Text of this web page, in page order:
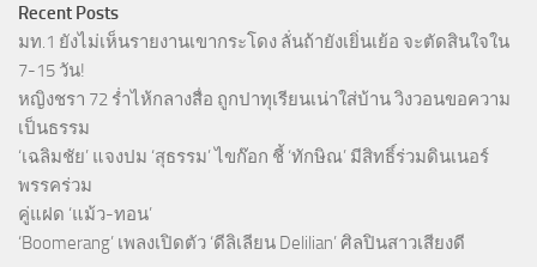
Recent Posts
มท.1 ยังไม่เห็นรายงานเขากระโดง ลั่นถ้ายังเยิ่นเย้อ จะตัดสินใจใน
7-15 วัน!
หญิงชรา 72 ร่ำไห้กลางสื่อ ถูกปาทุเรียนเน่าใส่บ้าน วิงวอนขอความ
เป็นธรรม
‘เฉลิมชัย’ แจงปม ‘สุธรรม’ ไขก๊อก ชี้ ‘ทักษิณ’ มีสิทธิ์ร่วมดินเนอร์
พรรคร่วม
คู่แฝด ‘แม้ว-ทอน’
‘Boomerang’ เพลงเปิดตัว ‘ดีลิเลียน Delilian’ ศิลปินสาวเสียงดี